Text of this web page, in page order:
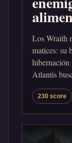
Los Wraith
matices: su
hibernación
Atlantis
230 score